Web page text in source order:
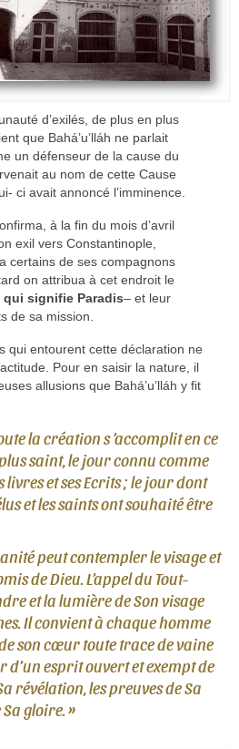
d’exilés, de plus en plus
que Bahá’u’lláh ne parlait
un défenseur de la cause du
au nom de cette Cause
ci avait annoncé l’imminence.
à la fin du mois d’avril
exil vers Constantinople,
certains de ses compagnons
on attribua à cet endroit le
qui signifie Paradis– et leur
de sa mission.
qui entourent cette déclaration ne
Pour en saisir la nature, il
allusions que Bahá’u’lláh y fit
la création s ’accomplit en ce
saint, le jour connu comme
livres et ses Ecrits ; le jour dont
et les saints ont souhaité être
peut contempler le visage et
de Dieu. L’appel du Tout-
et la lumière de Son visage
Il convient à chaque homme
son cœur toute trace de vaine
d’un esprit ouvert et exempt de
révélation, les preuves de Sa
gloire. »